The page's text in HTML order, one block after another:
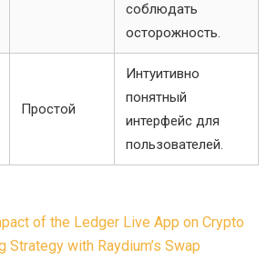
соблюдать
осторожность.
Простой
Интуитивно
понятный
интерфейс для
пользователей.
of the Ledger Live App on Crypto
Strategy with Raydium’s Swap